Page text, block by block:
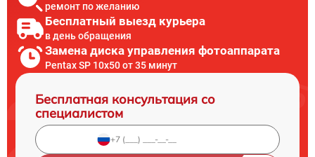
ремонт по желанию
Бесплатный выезд курьера
в день обращения
Замена диска управления фотоаппарата
Pentax SP 10x50 от 35 минут
Бесплатная консультация со
специалистом